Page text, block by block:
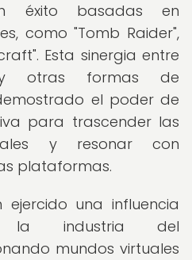
éxito basadas en
como "Tomb Raider",
Esta sinergia entre
y otras formas de
el poder de
para trascender las
y resonar con
plataformas.
ejercido una influencia
la industria del
mundos virtuales